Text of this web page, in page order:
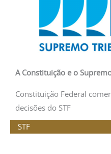
A Constituição e o
Constituição Federal
decisões do STF
STF